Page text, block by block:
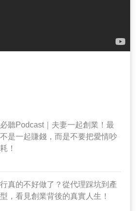
聽Podcast｜夫妻一起創業！最
是一起賺錢，而是不要把愛情吵
！
真的不好做了？從代理踩坑到產
，看見創業背後的真實人生！